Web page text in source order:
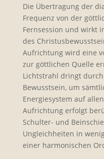
Die Übertragung der
Frequenz von der
Fernsession und wirkt
des
Aufrichtung wird eine
zur göttlichen Quelle
Lichtstrahl dringt
Bewusstsein, um
Energiesystem auf
Aufrichtung erfolgt
Schulter- und
Ungleichheiten in
einer harmonischen